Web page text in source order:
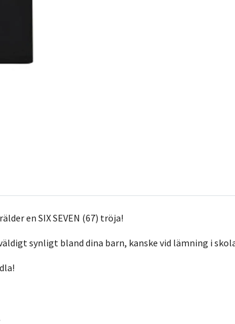
en SIX SEVEN (67) tröja!
synligt bland dina barn, kanske vid lämning i